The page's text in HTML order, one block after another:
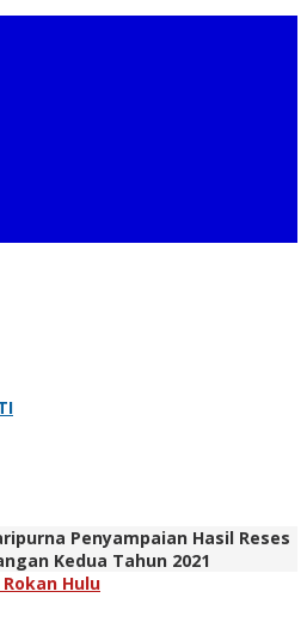
Penyampaian Hasil Reses
Kedua Tahun 2021
Hulu